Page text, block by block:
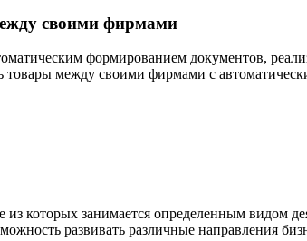
своими фирмами
формированием документов,
между своими фирмами с
которых занимается определенным видом
развивать различные направления